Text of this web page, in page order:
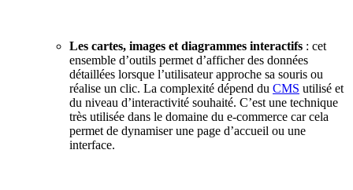
Les cartes, images et diagrammes interactifs : cet
ensemble d’outils permet d’afficher des données
détaillées lorsque l’utilisateur approche sa souris ou
réalise un clic. La complexité dépend du CMS utilisé et
du niveau d’interactivité souhaité. C’est une technique
très utilisée dans le domaine du e-commerce car cela
permet de dynamiser une page d’accueil ou une
interface.